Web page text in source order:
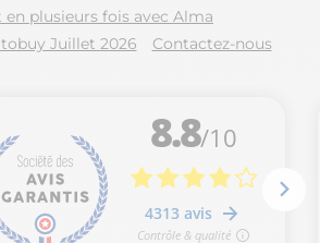
en plusieurs fois avec Alma
Juillet 2026
Contactez-nous